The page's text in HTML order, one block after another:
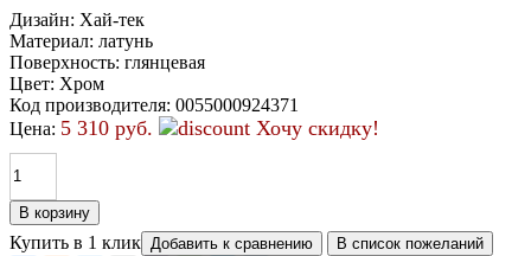
Дизайн: Хай-тек
Материал: латунь
Поверхность: глянцевая
Цвет: Хром
Код производителя: 0055000924371
Цена: 5 310 руб. Хочу скидку!
Купить в 1 клик